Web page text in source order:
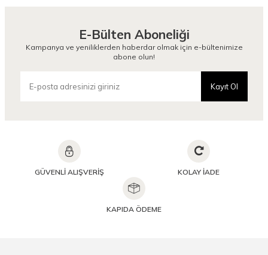
E-Bülten Aboneliği
Kampanya ve yeniliklerden haberdar olmak için e-bültenimize
abone olun!
Kayıt Ol
GÜVENLİ ALIŞVERİŞ KOLAY İADE
KAPIDA ÖDEME